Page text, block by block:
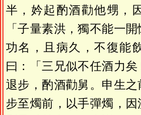
半，妗起酌酒勸他甥，
「子量素洪，獨不能一
功名，且病久，不復能
曰：「三兄似不任酒力
退步，酌酒勸舅。申生
步至燭前，以手彈燭，因